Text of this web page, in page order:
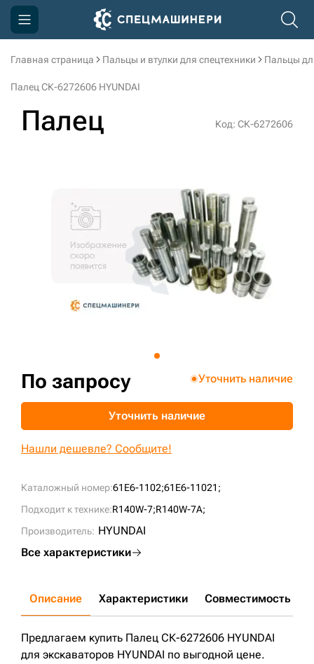
Главная страница Пальцы и втулки для спецтехники Пальцы
Палец СК-6272606 HYUNDAI
Палец Код: СК-6272606
Каталожный номер:61E6-1102;61E6-11021;
Подходит к технике:R140W-7;R140W-7A;
Производитель: HYUNDAI
Все характеристики
По запросу Уточнить наличие
Уточнить наличие
Нашли дешевле? Сообщите!
Описание Характеристики Совместимость
Предлагаем купить Палец СК-6272606 HYUNDAI
для экскаваторов HYUNDAI по выгодной цене.
Компания
Доставка и оплата
3D тур по производству
3D тур по складам
sksale@skdst.ru